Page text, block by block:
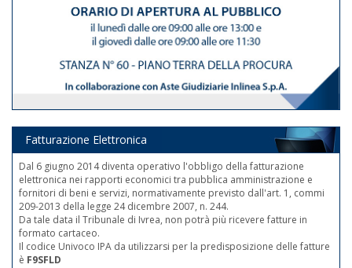
Fatturazione Elettronica
Dal 6 giugno 2014 diventa operativo l'obbligo della fatturazione
elettronica nei rapporti economici tra pubblica amministrazione e
fornitori di beni e servizi, normativamente previsto dall'art. 1, commi
209-2013 della legge 24 dicembre 2007, n. 244.
Da tale data il Tribunale di Ivrea, non potrà più ricevere fatture in
formato cartaceo.
Il codice Univoco IPA da utilizzarsi per la predisposizione delle fatture
è F9SFLD